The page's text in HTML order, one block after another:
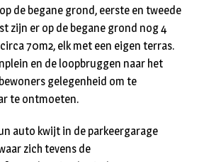
de begane grond, eerste en tweede
zijn er op de begane grond nog 4
70m2, elk met een eigen terras.
en de loopbruggen naar het
gelegenheid om te
te ontmoeten.
auto kwijt in de parkeergarage
zich tevens de